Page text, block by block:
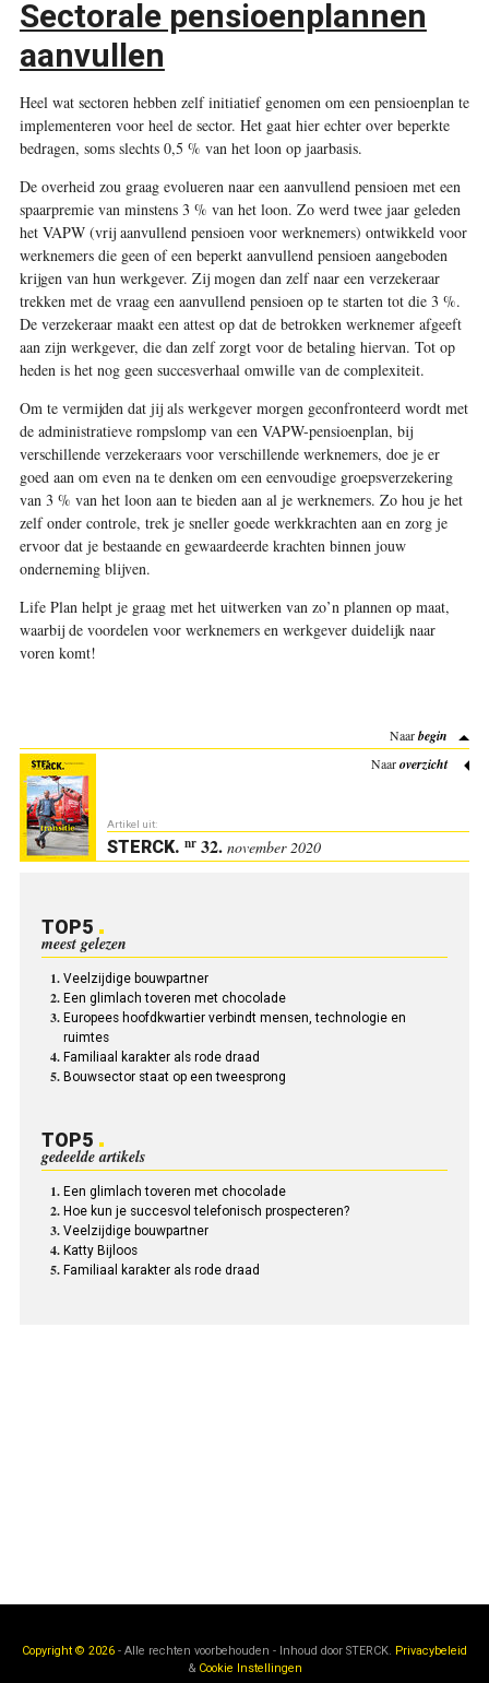
Sectorale pensioenplannen
aanvullen
Heel wat sectoren hebben zelf initiatief genomen om een pensioenplan te
implementeren voor heel de sector. Het gaat hier echter over beperkte
bedragen, soms slechts 0,5 % van het loon op jaarbasis.
De overheid zou graag evolueren naar een aanvullend pensioen met een
spaarpremie van minstens 3 % van het loon. Zo werd twee jaar geleden
het VAPW (vrij aanvullend pensioen voor werknemers) ontwikkeld voor
werknemers die geen of een beperkt aanvullend pensioen aangeboden
krijgen van hun werkgever. Zij mogen dan zelf naar een verzekeraar
trekken met de vraag een aanvullend pensioen op te starten tot die 3 %.
De verzekeraar maakt een attest op dat de betrokken werknemer afgeeft
aan zijn werkgever, die dan zelf zorgt voor de betaling hiervan. Tot op
heden is het nog geen succesverhaal omwille van de complexiteit.
Om te vermijden dat jij als werkgever morgen geconfronteerd wordt met
de administratieve rompslomp van een VAPW-pensioenplan, bij
verschillende verzekeraars voor verschillende werknemers, doe je er
goed aan om even na te denken om een eenvoudige groepsverzekering
van 3 % van het loon aan te bieden aan al je werknemers. Zo hou je het
zelf onder controle, trek je sneller goede werkkrachten aan en zorg je
ervoor dat je bestaande en gewaardeerde krachten binnen jouw
onderneming blijven.
Life Plan helpt je graag met het uitwerken van zo’n plannen op maat,
waarbij de voordelen voor werknemers en werkgever duidelijk naar
voren komt!
Naarbegin
Naaroverzicht
Artikel uit:
STERCK. nr32. november 2020
TOP5
meest gelezen
Veelzijdige bouwpartner
Een glimlach toveren met chocolade
Europees hoofd­kwartier verbindt mensen, technologie en
ruimtes
Familiaal karakter als rode draad
Bouwsector staat op een tweesprong
TOP5
gedeelde artikels
Een glimlach toveren met chocolade
Hoe kun je succesvol telefonisch prospecteren?
Veelzijdige bouwpartner
Katty Bijloos
Familiaal karakter als rode draad
Copyright © 2026 - Alle rechten voorbehouden - Inhoud door STERCK. Privacybeleid
& Cookie Instellingen